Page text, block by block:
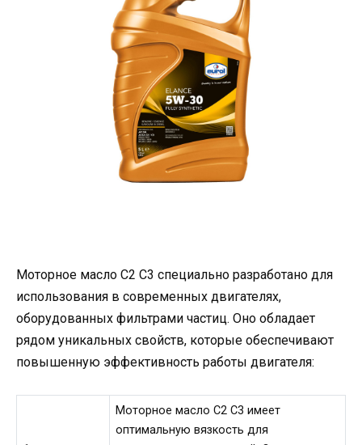
Моторное масло C2 C3 специально разработано для
использования в современных двигателях,
оборудованных фильтрами частиц. Оно обладает
рядом уникальных свойств, которые обеспечивают
повышенную эффективность работы двигателя:
Моторное масло C2 C3 имеет
оптимальную вязкость для